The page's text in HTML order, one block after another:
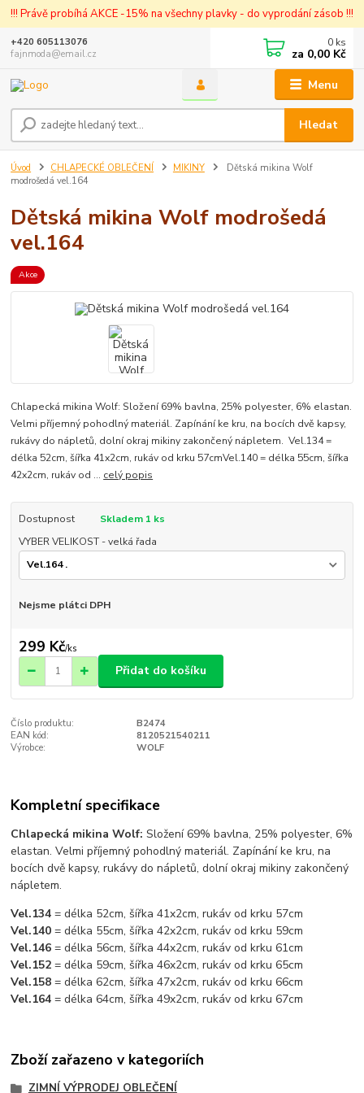
!!! Právě probíhá AKCE -15% na všechny plavky - do vyprodání zásob !!!
Menu
Hledat
+420 605113076
fajnmoda@email.cz
0 ks
za 0,00 Kč
Úvod CHLAPECKÉ OBLEČENÍ MIKINY
Dětská mikina Wolf
modrošedá vel.164
Dětská mikina Wolf modrošedá
vel.164
Akce
Chlapecká mikina Wolf: Složení 69% bavlna, 25% polyester, 6% elastan.
Velmi příjemný pohodlný materiál. Zapínání ke kru, na bocích dvě kapsy,
rukávy do nápletů, dolní okraj mikiny zakončený nápletem. Vel.134 =
délka 52cm, šířka 41x2cm, rukáv od krku 57cmVel.140 = délka 55cm, šířka
42x2cm, rukáv od ... celý popis
Dostupnost
Skladem 1 ks
VYBER VELIKOST - velká řada
Nejsme plátci DPH
299 Kč/ks
Přidat do košíku
Číslo produktu:
B2474
EAN kód:
8120521540211
Výrobce:
WOLF
Kompletní specifikace
Chlapecká mikina Wolf: Složení 69% bavlna, 25% polyester, 6%
elastan. Velmi příjemný pohodlný materiál. Zapínání ke kru, na
bocích dvě kapsy, rukávy do nápletů, dolní okraj mikiny zakončený
nápletem.
Vel.134 = délka 52cm, šířka 41x2cm, rukáv od krku 57cm
Vel.140 = délka 55cm, šířka 42x2cm, rukáv od krku 59cm
Vel.146 = délka 56cm, šířka 44x2cm, rukáv od krku 61cm
Vel.152 = délka 59cm, šířka 46x2cm, rukáv od krku 65cm
Vel.158 = délka 62cm, šířka 47x2cm, rukáv od krku 66cm
Vel.164 = délka 64cm, šířka 49x2cm, rukáv od krku 67cm
Zboží zařazeno v kategoriích
ZIMNÍ VÝPRODEJ OBLEČENÍ